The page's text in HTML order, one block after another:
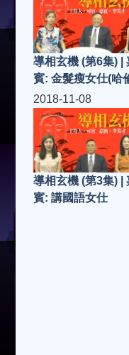
導相玄機 (第6集) |
賓: 金髮瘦女仕(哈
2018-11-08
導相玄機 (第3集) |
賓: 講國語女仕